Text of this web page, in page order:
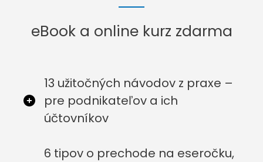
eBook a online kurz zdarma
13 užitočných návodov z praxe –
pre podnikateľov a ich
účtovníkov
6 tipov o prechode na eseročku,